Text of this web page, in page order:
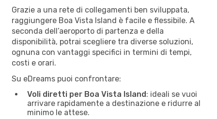
Grazie a una rete di collegamenti ben sviluppata,
raggiungere Boa Vista Island è facile e flessibile. A
seconda dell’aeroporto di partenza e della
disponibilità, potrai scegliere tra diverse soluzioni,
ognuna con vantaggi specifici in termini di tempi,
costi e orari.
Su eDreams puoi confrontare:
Voli diretti per Boa Vista Island: ideali se vuoi
arrivare rapidamente a destinazione e ridurre al
minimo le attese.